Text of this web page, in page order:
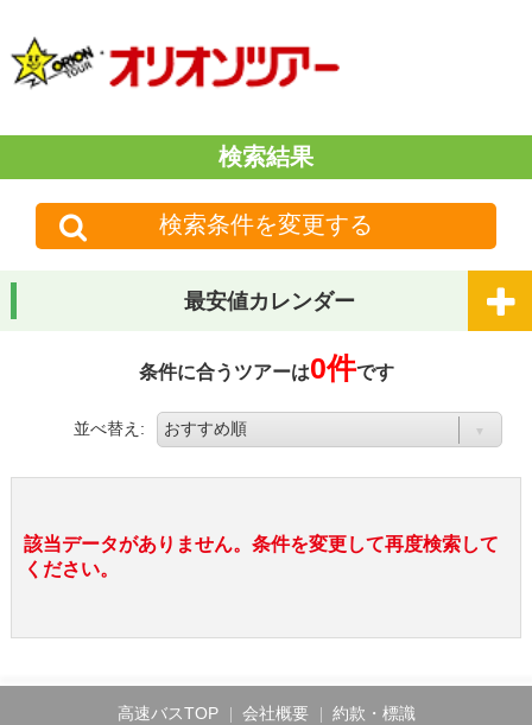
検索結果
検索条件を変更する
最安値カレンダー
条件に合うツアーは0件です
並べ替え:
該当データがありません。条件を変更して再度検索して
ください。
高速バスTOP 会社概要 約款・標識